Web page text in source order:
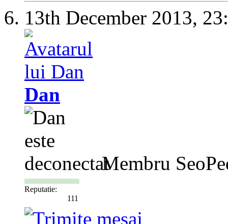
13th December 2013,
Dan
Membru
Reputatie:
111